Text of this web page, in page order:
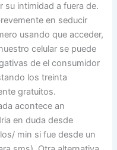
su intimidad a fuera de.
en seducir
usando que acceder,
celular se puede
de el consumidor
los treinta
gratuitos.
acontece an
en duda desde
min si fue desde un